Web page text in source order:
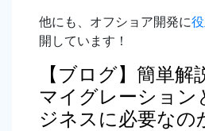
他にも、オフショア開発に
開しています！
【ブログ】簡単解
マイグレーション
ジネスに必要なの